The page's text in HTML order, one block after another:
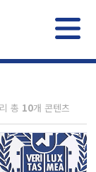
총 10개 콘텐츠